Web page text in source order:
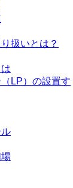
扱いとは？
LP）の設置す